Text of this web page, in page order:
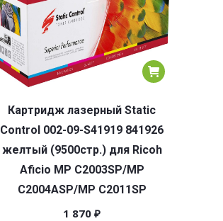
Картридж лазерный Static
Control 002-09-S41919 841926
желтый (9500стр.) для Ricoh
Aficio MP C2003SP/MP
C2004ASP/MP C2011SP
1 870 ₽